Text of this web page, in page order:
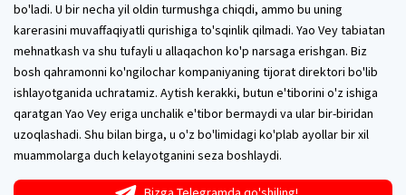
bo'ladi. U bir necha yil oldin turmushga chiqdi, ammo bu uning
karerasini muvaffaqiyatli qurishiga to'sqinlik qilmadi. Yao Vey tabiatan
mehnatkash va shu tufayli u allaqachon ko'p narsaga erishgan. Biz
bosh qahramonni ko'ngilochar kompaniyaning tijorat direktori bo'lib
ishlayotganida uchratamiz. Aytish kerakki, butun e'tiborini o'z ishiga
qaratgan Yao Vey eriga unchalik e'tibor bermaydi va ular bir-biridan
uzoqlashadi. Shu bilan birga, u o'z bo'limidagi ko'plab ayollar bir xil
muammolarga duch kelayotganini seza boshlaydi.